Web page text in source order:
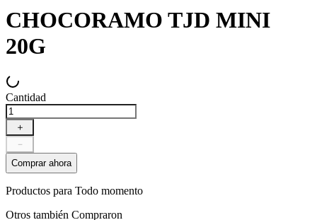
CHOCORAMO TJD MINI
20G
Cantidad
＋
－
Comprar ahora
Productos para Todo momento
Otros también Compraron